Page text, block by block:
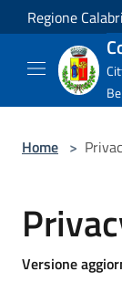
Salta al contenuto
Regione
Home >
Versione